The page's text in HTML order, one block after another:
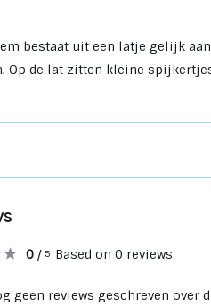
bestaat uit een latje gelijk
Op de lat zitten kleine
0 / 5 Based on 0 reviews
geen reviews geschreven over